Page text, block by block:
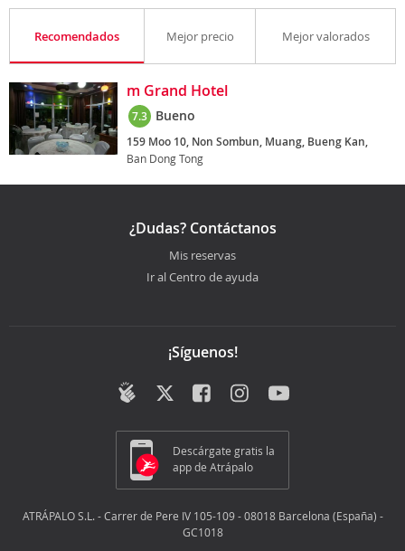
Recomendados Mejor precio Mejor valorados
m Grand Hotel
7.3 Bueno
159 Moo 10, Non Sombun, Muang, Bueng Kan,
Ban Dong Tong
¿Dudas? Contáctanos
Mis reservas
Ir al Centro de ayuda
¡Síguenos!
Descárgate gratis la
app de Atrápalo
ATRÁPALO S.L. - Carrer de Pere IV 105-109 - 08018 Barcelona (España) -
GC1018